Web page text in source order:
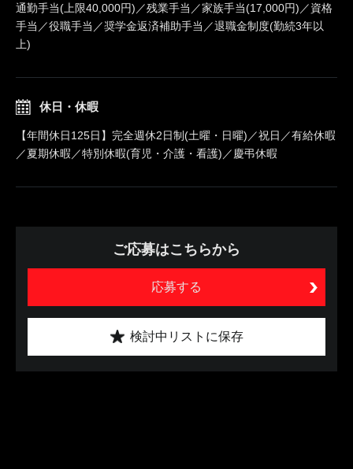
通勤手当(上限40,000円)／残業手当／家族手当(17,000円)／資格
手当／役職手当／奨学金返済補助手当／退職金制度(勤続3年以
上)
休日・休暇
【年間休日125日】完全週休2日制(土曜・日曜)／祝日／有給休暇
／夏期休暇／特別休暇(育児・介護・看護)／慶弔休暇
ご応募はこちらから
応募する
検討中リストに保存